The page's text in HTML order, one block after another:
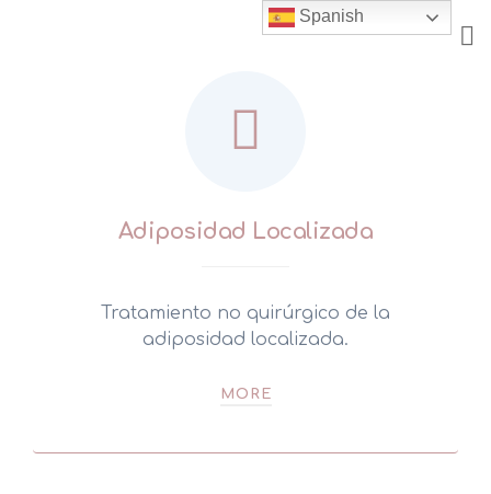
Adiposidad Localizada
Tratamiento no quirúrgico de la
adiposidad localizada.
MORE
Spanish